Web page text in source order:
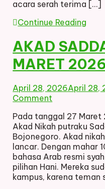
acara serah terima […]
Continue Reading
AKAD
MARET
April 28, 2026April 28,
Comment
SADDAM
DAN
HANI
27
MARET
2026
Pada tanggal 27
Akad Nikah putraku
Bojonegoro. Akad
lancar. Dengan mahar
bahasa Arab resmi
pilihan Hani. Mereka
kampus, karena teman